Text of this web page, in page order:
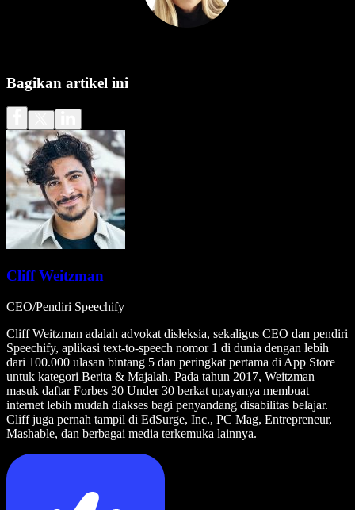
Bagikan artikel ini
Cliff Weitzman
CEO/Pendiri Speechify
Cliff Weitzman adalah advokat disleksia, sekaligus CEO dan pendiri
Speechify, aplikasi text-to-speech nomor 1 di dunia dengan lebih
dari 100.000 ulasan bintang 5 dan peringkat pertama di App Store
untuk kategori Berita & Majalah. Pada tahun 2017, Weitzman
masuk daftar Forbes 30 Under 30 berkat upayanya membuat
internet lebih mudah diakses bagi penyandang disabilitas belajar.
Cliff juga pernah tampil di EdSurge, Inc., PC Mag, Entrepreneur,
Mashable, dan berbagai media terkemuka lainnya.